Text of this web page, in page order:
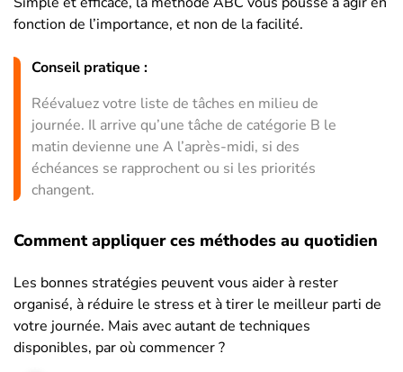
fonction de l’importance, et non de la facilité.
Conseil pratique :
Réévaluez votre liste de tâches en milieu de
journée. Il arrive qu’une tâche de catégorie B le
matin devienne une A l’après-midi, si des
échéances se rapprochent ou si les priorités
changent.
Comment appliquer ces méthodes au quotidien
Les bonnes stratégies peuvent vous aider à rester
organisé, à réduire le stress et à tirer le meilleur parti de
votre journée. Mais avec autant de techniques
disponibles, par où commencer ?